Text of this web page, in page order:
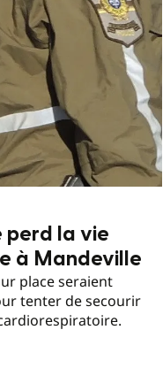
perd la vie
à Mandeville
place seraient
tenter de secourir